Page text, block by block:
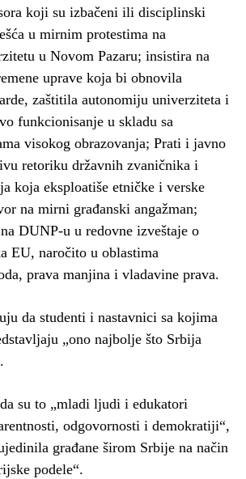
koji su izbačeni ili disciplinski
u mirnim protestima na
u Novom Pazaru; insistira na
uprave koja bi obnovila
zaštitila autonomiju univerziteta i
funkcionisanje u skladu sa
visokog obrazovanja; Prati i javno
retoriku državnih zvaničnika i
koja eksploatiše etničke i verske
na mirni građanski angažman;
DUNP-u u redovne izveštaje o
EU, naročito u oblastima
prava manjina i vladavine prava.
da studenti i nastavnici sa kojima
„ono najbolje što Srbija
su to „mladi ljudi i edukatori
odgovornosti i demokratiji“,
građane širom Srbije na način
podele“.